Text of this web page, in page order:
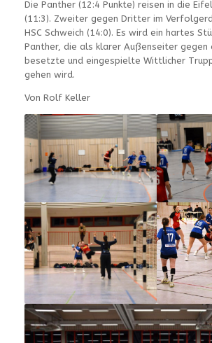
Die Panther (12:4 Punkte) reisen in die
(11:3). Zweiter gegen Dritter im
HSC Schweich (14:0). Es wird ein hartes
Panther, die als klarer Außenseiter gegen
besetzte und eingespielte Wittlicher
gehen wird.
Von Rolf Keller